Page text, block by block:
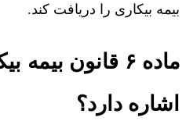
بیمه بیکاری را دریافت کند.
ماده ۶ قانون
اشاره دارد؟